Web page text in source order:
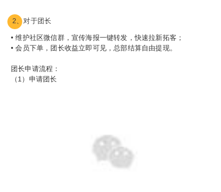
2、对于团长
• 维护社区微信群，宣传海报一键转发，快速拉新拓客；
• 会员下单，团长收益立即可见，总部结算自由提现。
团长申请流程：
（1）申请团长